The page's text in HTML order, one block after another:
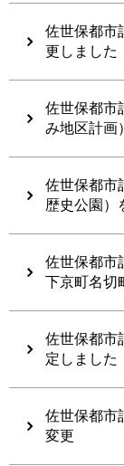
佐世保都市
更しました
佐世保都市
み地区計画
佐世保都市
歴史公園）
佐世保都市
下京町名切
佐世保都市
定しました
佐世保都市
変更